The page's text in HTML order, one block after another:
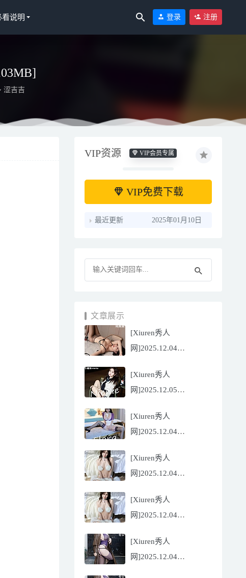
看说明 登录 注册
涩吉吉
VIP资源 VIP会员专属
VIP免费下载
最近更新 2025年01月10日
文章展示
[Xiuren秀人
网]2025.12.04
[81P/751.43MB]
[Xiuren秀人
网]2025.12.05
nienie[60P/642.39MB]
[Xiuren秀人
网]2025.12.04
Flora[81P/832.27MB]
[Xiuren秀人
网]2025.12.04
[56P/602.69MB]
[Xiuren秀人
网]2025.12.04
[56P/602.69MB]
[Xiuren秀人
网]2025.12.04